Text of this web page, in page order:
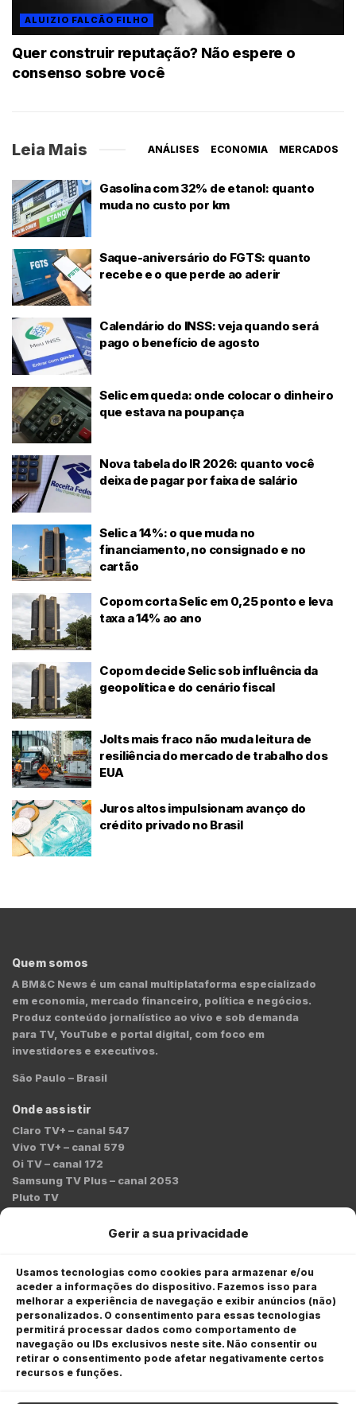
Gerir a sua privacidade
Usamos tecnologias como cookies para armazenar e/ou
aceder a informações do dispositivo. Fazemos isso para
melhorar a experiência de navegação e exibir anúncios (não)
personalizados. O consentimento para essas tecnologias
permitirá processar dados como comportamento de
navegação ou IDs exclusivos neste site. Não consentir ou
retirar o consentimento pode afetar negativamente certos
recursos e funções.
ALUIZIO FALCÃO FILHO
Quer construir reputação? Não espere o
consenso sobre você
Leia Mais ANÁLISES ECONOMIA MERCADOS
Gasolina com 32% de etanol: quanto
muda no custo por km
Saque-aniversário do FGTS: quanto
recebe e o que perde ao aderir
Calendário do INSS: veja quando será
pago o benefício de agosto
Selic em queda: onde colocar o dinheiro
que estava na poupança
Nova tabela do IR 2026: quanto você
deixa de pagar por faixa de salário
Selic a 14%: o que muda no
financiamento, no consignado e no
cartão
Copom corta Selic em 0,25 ponto e leva
taxa a 14% ao ano
Copom decide Selic sob influência da
geopolítica e do cenário fiscal
Jolts mais fraco não muda leitura de
resiliência do mercado de trabalho dos
EUA
Juros altos impulsionam avanço do
crédito privado no Brasil
Quem somos
A BM&C News é um canal multiplataforma especializado
em economia, mercado financeiro, política e negócios.
Produz conteúdo jornalístico ao vivo e sob demanda
para TV, YouTube e portal digital, com foco em
investidores e executivos.
São Paulo – Brasil
Onde assistir
Claro TV+ – canal 547
Vivo TV+ – canal 579
Oi TV – canal 172
Samsung TV Plus – canal 2053
Pluto TV
redacao@bmcnews.com.br
Comercial:
comercial@bmcnews.com.br
Anuncie na BM&C News
A BM&C News conecta marcas a milhões de investidores
através de TV, YouTube e plataformas digitais.